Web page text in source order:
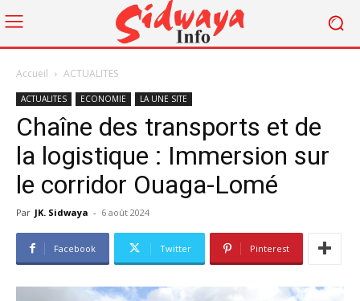
Accueil ACTUALITES
ACTUALITES ECONOMIE LA UNE SITE
Chaîne des transports et de
la logistique : Immersion sur
le corridor Ouaga-Lomé
Par JK. Sidwaya - 6 août 2024
Facebook Twitter Pinterest